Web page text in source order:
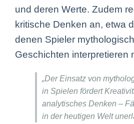
und deren Werte. Zudem
kritische Denken an, etwa
denen Spieler
Geschichten interpretieren
„Der Einsatz von
in Spielen fördert
analytisches Denken –
in der heutigen Welt